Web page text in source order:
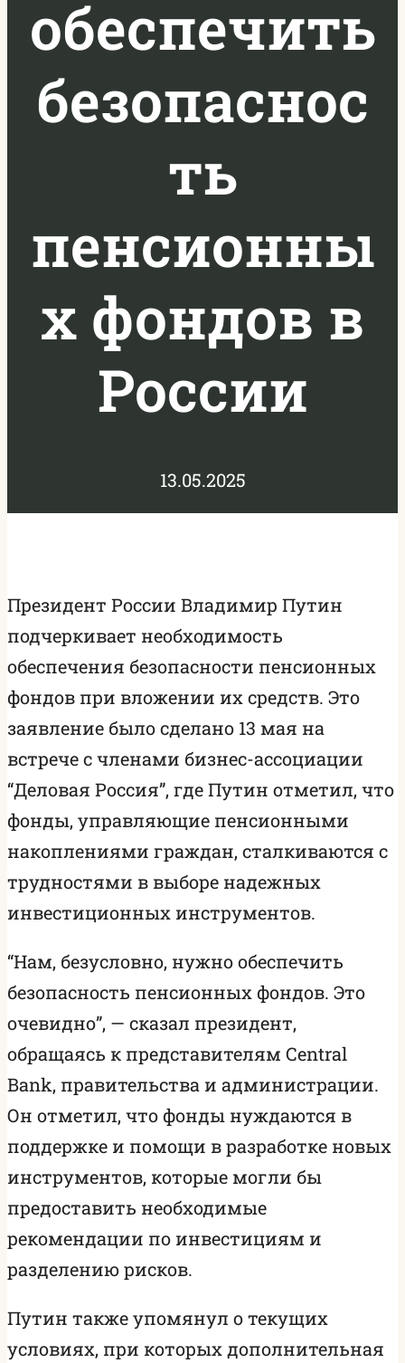
обеспечить
безопаснос
ть
пенсионны
х фондов в
России
13.05.2025
Президент России Владимир Путин
подчеркивает необходимость
обеспечения безопасности пенсионных
фондов при вложении их средств. Это
заявление было сделано 13 мая на
встрече с членами бизнес-ассоциации
“Деловая Россия”, где Путин отметил, что
фонды, управляющие пенсионными
накоплениями граждан, сталкиваются с
трудностями в выборе надежных
инвестиционных инструментов.
“Нам, безусловно, нужно обеспечить
безопасность пенсионных фондов. Это
очевидно”, — сказал президент,
обращаясь к представителям Central
Bank, правительства и администрации.
Он отметил, что фонды нуждаются в
поддержке и помощи в разработке новых
инструментов, которые могли бы
предоставить необходимые
рекомендации по инвестициям и
разделению рисков.
Путин также упомянул о текущих
условиях, при которых дополнительная